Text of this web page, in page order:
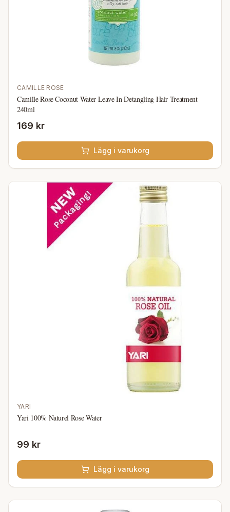
CAMILLE ROSE
Camille Rose Coconut Water Leave In Detangling Hair Treatment
240ml
169 kr
Lägg i varukorg
YARI
Yari 100% Naturel Rose Water
99 kr
Lägg i varukorg